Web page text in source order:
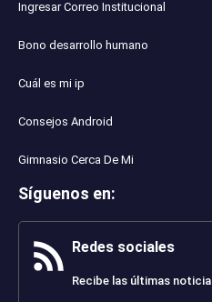
Ingresar Correo Institucional
Bono desarrollo humano
Cuál es mi ip
Consejos Android
Gimnasio Cerca De Mi
Síguenos en:
Redes sociales
Recibe las últimas